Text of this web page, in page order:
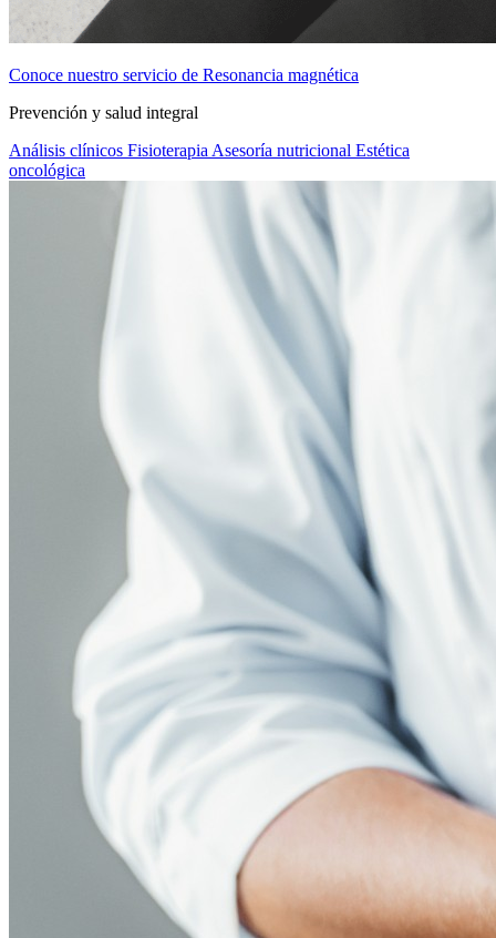
Conoce nuestro servicio de Resonancia magnética
Prevención y salud integral
Análisis clínicos Fisioterapia Asesoría nutricional Estética
oncológica